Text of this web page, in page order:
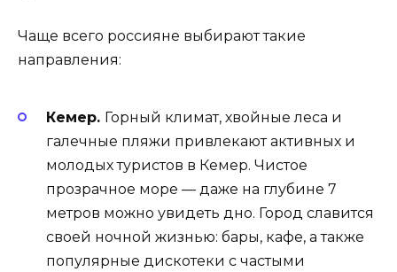
Чаще всего россияне выбирают такие
направления:
Кемер. Горный климат, хвойные леса и
галечные пляжи привлекают активных и
молодых туристов в Кемер. Чистое
прозрачное море — даже на глубине 7
метров можно увидеть дно. Город славится
своей ночной жизнью: бары, кафе, а также
популярные дискотеки с частыми